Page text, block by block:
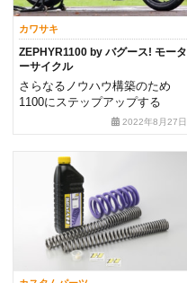
カワサキ
ZEPHYR1100 by バグース! モータ
ーサイクル
さらなるノウハウ構築のため
1100にステップアップする
2022年8月27日